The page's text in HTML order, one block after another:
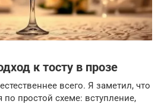
к тосту в прозе
всего. Я заметил, что
по простой схеме: вступление,